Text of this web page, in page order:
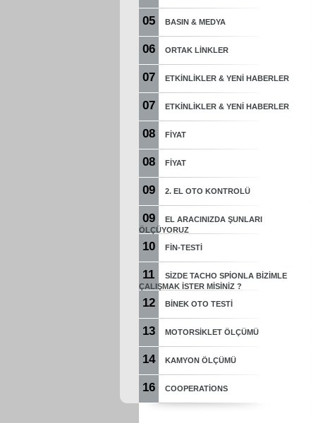
05 BASIN & MEDYA
06 ORTAK LINKLER
07 ETKINLIKLER & YENI HABERLER
07 ETKINLIKLER & YENI HABERLER
08 FIYAT
08 FIYAT
09 2. EL OTO KONTROLÜ
09
EL ARACINIZDA ŞUNLARI
ÖLÇÜYORUZ
10 FIN-TESTI
11
SIZDE TACHO SPIONLA BIZIMLE
ÇALIŞMAK ISTER MISINIZ ?
12 BINEK OTO TESTI
13 MOTORSIKLET ÖLÇÜMÜ
14 KAMYON ÖLÇÜMÜ
16 COOPERATIONS